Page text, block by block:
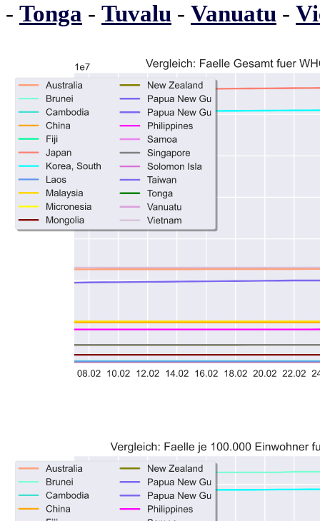
- Tonga - Tuvalu - Vanuatu -